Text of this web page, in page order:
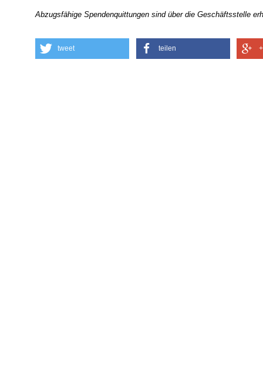
Abzugsfähige Spendenquittungen sind über die Geschäftsstelle
tweet teilen